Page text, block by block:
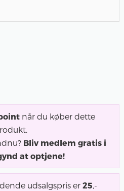
når du køber dette
Bliv medlem gratis i
at optjene!
udsalgspris er 25,-